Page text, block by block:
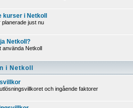
kurser i Netkoll
planerade just nu
Netkoll?
använda Netkoll
i Netkoll
och ingående faktorer